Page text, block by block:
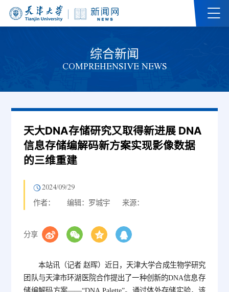
综合新闻
COMPREHENSIVE NEWS
天大DNA存储研究又取得新进展 DNA
信息存储编解码新方案实现影像数据
的三维重建
2024/09/29
作者： 编辑：罗城宇 来源：
分享
本站讯（记者 赵晖）近日，天津大学合成生物学研究
团队与天津市环湖医院合作提出了一种创新的DNA信息存